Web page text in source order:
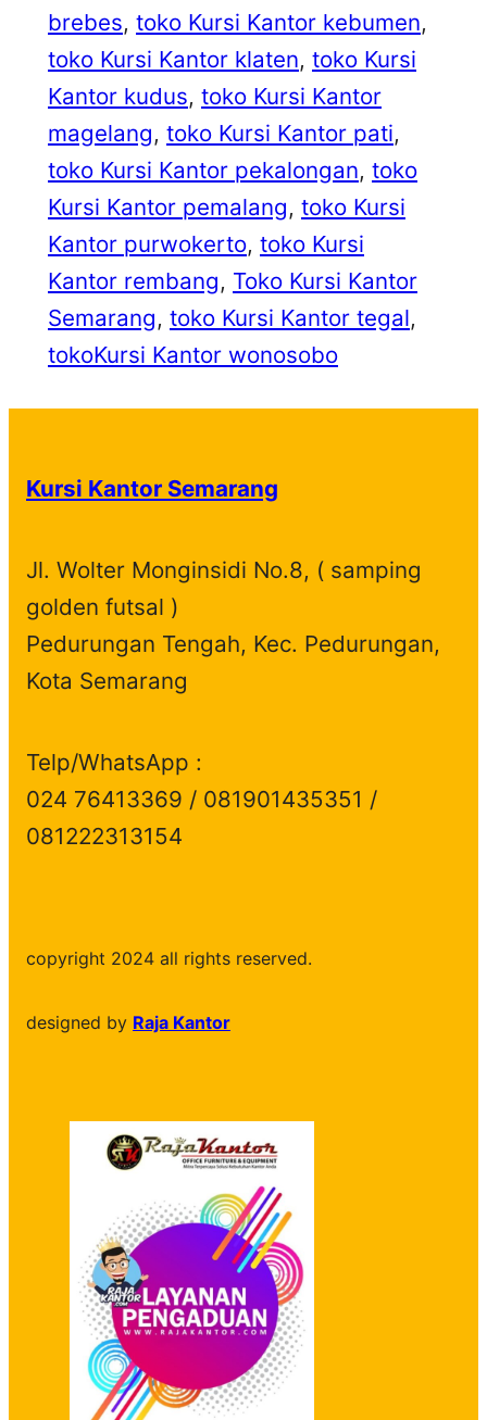
brebes, toko Kursi Kantor kebumen
toko Kursi Kantor klaten, toko Kursi
Kantor kudus, toko Kursi Kantor
magelang, toko Kursi Kantor pati
toko Kursi Kantor pekalongan, toko
Kursi Kantor pemalang, toko Kursi
Kantor purwokerto, toko Kursi
Kantor rembang, Toko Kursi Kantor
Semarang, toko Kursi Kantor tegal
tokoKursi Kantor wonosobo
Kursi Kantor Semarang
Jl. Wolter Monginsidi No.8, ( samping
golden futsal )
Pedurungan Tengah, Kec. Pedurungan,
Kota Semarang
Telp/WhatsApp :
024 76413369 / 081901435351 /
081222313154
copyright 2024 all rights reserved.
designed by Raja Kantor